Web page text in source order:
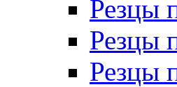
Резцы
Резцы
Резцы